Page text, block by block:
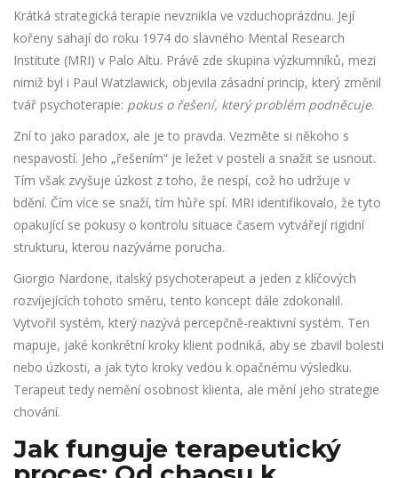
Krátká strategická terapie nevznikla ve vzduchoprázdnu. Její
kořeny sahají do roku 1974 do slavného Mental Research
Institute (MRI) v Palo Altu. Právě zde skupina výzkumníků, mezi
nimiž byl i Paul Watzlawick, objevila zásadní princip, který změnil
tvář psychoterapie: pokus o řešení, který problém podněcuje.
Zní to jako paradox, ale je to pravda. Vezměte si někoho s
nespavostí. Jeho „řešením“ je ležet v posteli a snažit se usnout.
Tím však zvyšuje úzkost z toho, že nespí, což ho udržuje v
bdění. Čím více se snaží, tím hůře spí. MRI identifikovalo, že tyto
opakující se pokusy o kontrolu situace časem vytvářejí rigidní
strukturu, kterou nazýváme porucha.
Giorgio Nardone, italský psychoterapeut a jeden z klíčových
rozvíjejících tohoto směru, tento koncept dále zdokonalil.
Vytvořil systém, který nazývá percepčně-reaktivní systém. Ten
mapuje, jaké konkrétní kroky klient podniká, aby se zbavil bolesti
nebo úzkosti, a jak tyto kroky vedou k opačnému výsledku.
Terapeut tedy nemění osobnost klienta, ale mění jeho strategie
chování.
Jak funguje terapeutický